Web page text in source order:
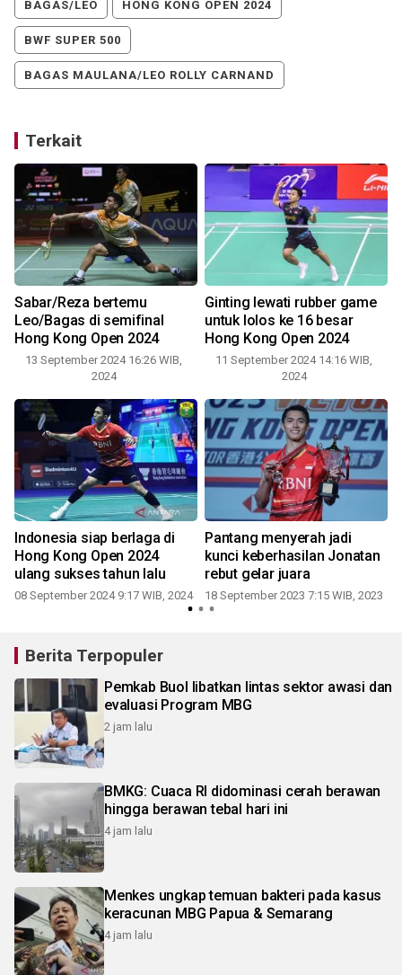
BAGAS/LEO HONG KONG OPEN 2024
BWF SUPER 500
BAGAS MAULANA/LEO ROLLY CARNAND
Terkait
Sabar/Reza bertemu
Leo/Bagas di semifinal
Hong Kong Open 2024
13 September 2024 16:26 WIB,
2024
Ginting lewati rubber game
untuk lolos ke 16 besar
Hong Kong Open 2024
11 September 2024 14:16 WIB,
2024
Indonesia siap berlaga di
Hong Kong Open 2024
ulang sukses tahun lalu
08 September 2024 9:17 WIB, 2024
Pantang menyerah jadi
kunci keberhasilan Jonatan
rebut gelar juara
18 September 2023 7:15 WIB, 2023
Berita Terpopuler
Pemkab Buol libatkan lintas sektor awasi dan
evaluasi Program MBG
2 jam lalu
BMKG: Cuaca RI didominasi cerah berawan
hingga berawan tebal hari ini
4 jam lalu
Menkes ungkap temuan bakteri pada kasus
keracunan MBG Papua & Semarang
4 jam lalu